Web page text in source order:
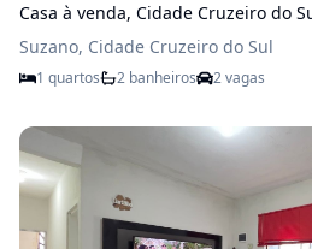
Casa à venda, Cidade Cruzeiro do
Suzano, Cidade Cruzeiro do Sul
1 quartos 2 banheiros 2 vagas